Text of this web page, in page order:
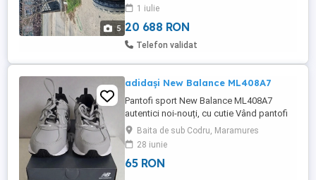
5
1 iulie
20 688 RON
Telefon validat
adidași New Balance ML408A7
Pantofi sport New Balance ML408A7
autentici noi-nouți, cu cutie Vând pantofi
sport New Balance ML408A7 eleganți într-
o culoare gri la modă (Gri Alb). 100%
autentici Noi-nouți, nepurtați niciodată
Cutie originală inclusă Mărime: 39.5 EU US
Baita de sub Codru, Maramures
28 iunie
65 RON